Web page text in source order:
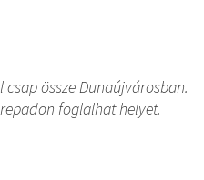
össze Dunaújvárosban.
foglalhat helyet.